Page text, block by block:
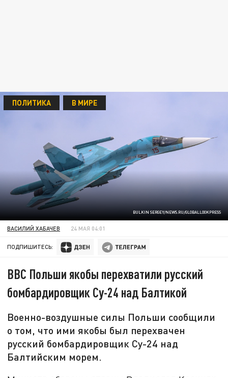
BULKIN SERGEY/NEWS.RU/GLOBALLOOKPRESS
ПОЛИТИКА В МИРЕ
ВАСИЛИЙ ХАБАЧЕВ 24 МАЯ 04:01
ПОДПИШИТЕСЬ:
ВВС Польши якобы перехватили русский
бомбардировщик Су-24 над Балтикой
Военно-воздушные силы Польши сообщили
о том, что ими якобы был перехвачен
русский бомбардировщик Су-24 над
Балтийским морем.